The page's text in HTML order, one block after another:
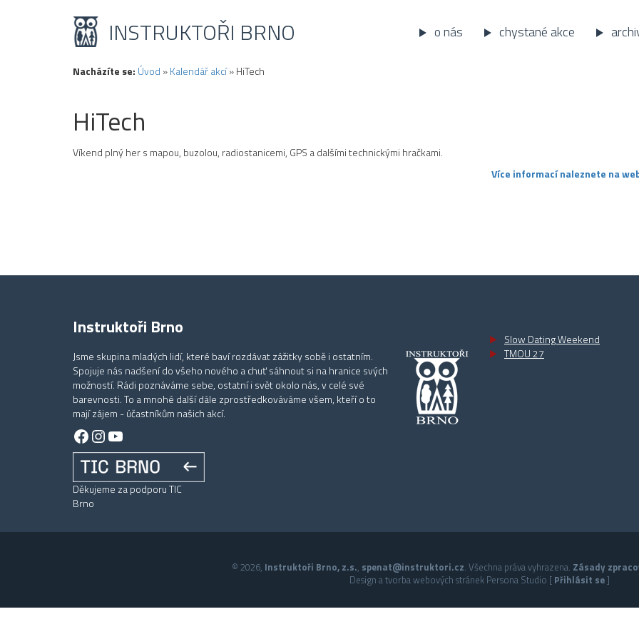
INSTRUKTOŘI BRNO o nás chystané akce
Nacházíte se: Úvod »Kalendář akcí»HiTech
HiTech
Víkend plný her s mapou, buzolou, radiostanicemi, GPS a dalšími technickými hračkami.
Více informací naleznete na
Instruktoři Brno
Jsme skupina mladých lidí, které baví rozdávat zážitky sobě i ostatním.
Spojuje nás nadšení do všeho nového a chuť sáhnout si na hranice svých
možností. Rádi poznáváme sebe, ostatní i svět okolo nás, v celé své
barevnosti. To a mnohé další dále zprostředkováváme všem, kteří o to
mají zájem - účastníkům našich akcí.
Facebook
Instagram
YouTube
Děkujeme za podporu TIC
Brno
Slow Dating Weekend
TMOU 27
© 2026, Instruktoři Brno, z.s., spenat@instruktori.cz. Všechna práva vyhrazena. Zásady
Design a tvorba webových stránek Persona Studio [ Přihlásit se]